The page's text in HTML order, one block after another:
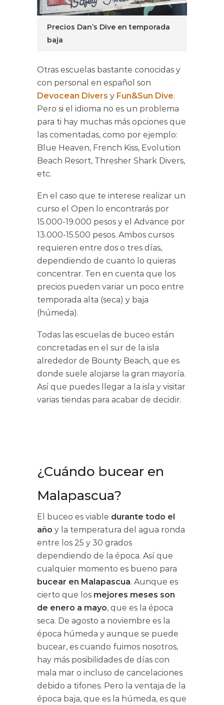
Precios Dan’s Dive en temporada
baja
Otras escuelas bastante conocidas y
con personal en español son
Devocean Divers y Fun&Sun Dive.
Pero si el idioma no es un problema
para ti hay muchas más opciones que
las comentadas, como por ejemplo:
Blue Heaven, French Kiss, Evolution
Beach Resort, Thresher Shark Divers,
etc.
En el caso que te interese realizar un
curso el Open lo encontrarás por
15.000-19.000 pesos y el Advance por
13.000-15.500 pesos. Ambos cursos
requieren entre dos o tres días,
dependiendo de cuanto lo quieras
concentrar. Ten en cuenta que los
precios pueden variar un poco entre
temporada alta (seca) y baja
(húmeda).
Todas las escuelas de buceo están
concretadas en el sur de la isla
alrededor de Bounty Beach, que es
donde suele alojarse la gran mayoría.
Así que puedes llegar a la isla y visitar
varias tiendas para acabar de decidir.
¿Cuándo bucear en
Malapascua?
El buceo es viable durante todo el
año y la temperatura del agua ronda
entre los 25 y 30 grados
dependiendo de la época. Así que
cualquier momento es bueno para
bucear en Malapascua. Aunque es
cierto que los mejores meses son
de enero a mayo, que es la época
seca. De agosto a noviembre es la
época húmeda y aunque se puede
bucear, es cuando fuimos nosotros,
hay más posibilidades de días con
mala mar o incluso de cancelaciones
debido a tifones. Pero la ventaja de la
época baja, que es la húmeda, es que